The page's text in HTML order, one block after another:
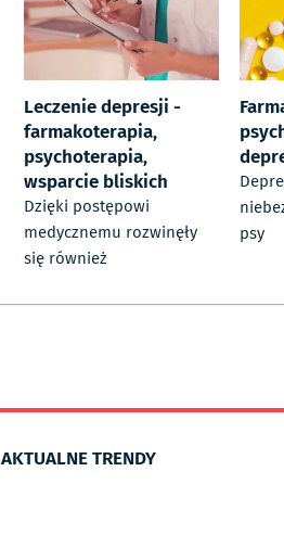
Leczenie depresji -
farmakoterapia,
psychoterapia,
wsparcie bliskich
Dzięki postępowi
medycznemu rozwinęły
się również
psy
AKTUALNE TRENDY